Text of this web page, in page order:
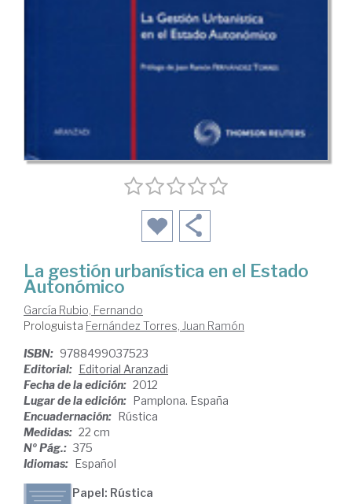
La gestión urbanística en el Estado
Autonómico
García Rubio, Fernando
Prologuista Fernández Torres, Juan Ramón
ISBN: 9788499037523
Editorial: Editorial Aranzadi
Fecha de la edición: 2012
Lugar de la edición: Pamplona. España
Encuadernación: Rústica
Medidas: 22 cm
Nº Pág.: 375
Idiomas: Español
Papel: Rústica